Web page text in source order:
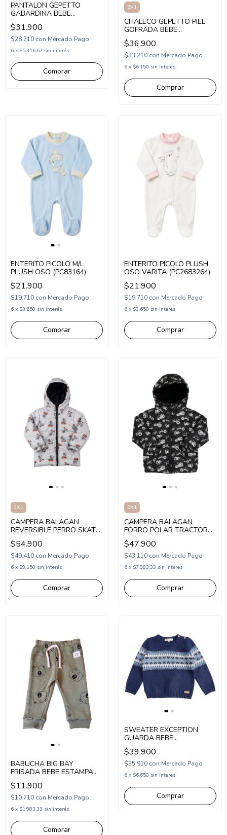
PANTALON GEPETTO
GABARDINA BEBE
(GT293106)
$31.900
$28.710 con Mercado Pago
6 x $5.316,67 sin interés
Comprar
2X1
CHALECO GEPETTO PIEL
GOFRADA BEBE
(GT292354)
$36.900
$33.210 con Mercado Pago
6 x $6.150 sin interés
Comprar
ENTERITO PICOLO M/L
PLUSH OSO (PC83164)
$21.900
$19.710 con Mercado Pago
6 x $3.650 sin interés
Comprar
ENTERITO PICOLO PLUSH
OSO VARITA (PC2683264)
$21.900
$19.710 con Mercado Pago
6 x $3.650 sin interés
Comprar
2X1
CAMPERA BALAGAN
REVERSIBLE PERRO SKATE
(BA263008)
$54.900
$49.410 con Mercado Pago
6 x $9.150 sin interés
Comprar
2X1
CAMPERA BALAGAN
FORRO POLAR TRACTOR
(BA263007)
$47.900
$43.110 con Mercado Pago
6 x $7.983,33 sin interés
Comprar
BABUCHA BIG BAY
FRISADA BEBE ESTAMPA
OSOS (BI267112)
$11.900
$10.710 con Mercado Pago
6 x $1.983,33 sin interés
Comprar
SWEATER EXCEPTION
GUARDA BEBE
(EX26BSW06)
$39.900
$35.910 con Mercado Pago
6 x $6.650 sin interés
Comprar